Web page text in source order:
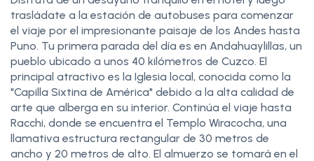
trasládate a la estación de autobuses para comenzar
el viaje por el impresionante paisaje de los Andes hasta
Puno. Tu primera parada del día es en Andahuaylillas, un
pueblo ubicado a unos 40 kilómetros de Cuzco. El
principal atractivo es la Iglesia local, conocida como la
"Capilla Sixtina de América" debido a la alta calidad de
arte que alberga en su interior. Continúa el viaje hasta
Racchi, donde se encuentra el Templo Wiracocha, una
llamativa estructura rectangular de 30 metros de
ancho y 20 metros de alto. El almuerzo se tomará en el